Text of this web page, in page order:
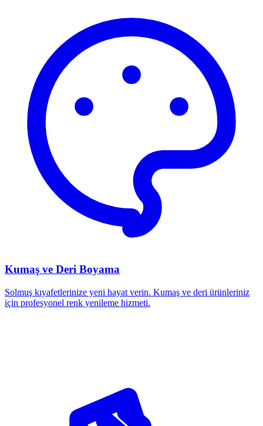
Kumaş ve Deri Boyama
Solmuş kıyafetlerinize yeni hayat verin. Kumaş ve deri ürünleriniz
için profesyonel renk yenileme hizmeti.